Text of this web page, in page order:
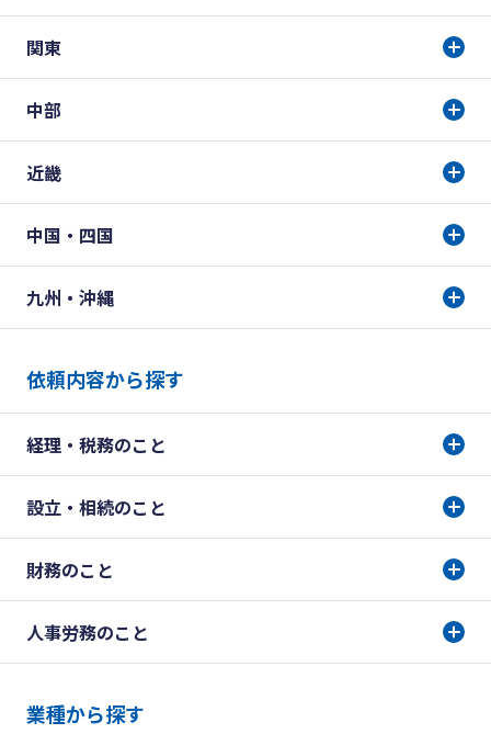
関東
中部
近畿
中国・四国
九州・沖縄
依頼内容から探す
経理・税務のこと
設立・相続のこと
財務のこと
人事労務のこと
業種から探す